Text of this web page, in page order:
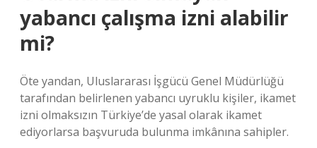
yabancı çalışma izni alabilir
mi?
Öte yandan, Uluslararası İşgücü Genel Müdürlüğü
tarafından belirlenen yabancı uyruklu kişiler, ikamet
izni olmaksızın Türkiye’de yasal olarak ikamet
ediyorlarsa başvuruda bulunma imkânına sahipler.